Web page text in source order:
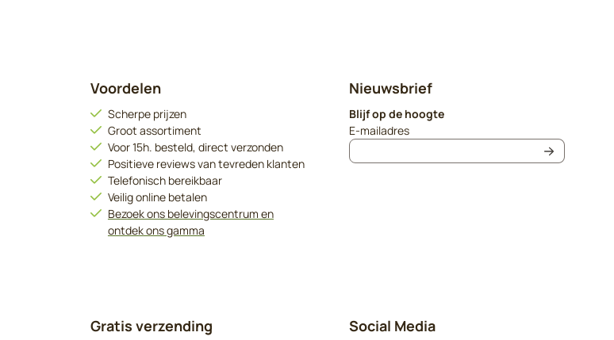
Voordelen
Scherpe prijzen
Groot assortiment
Voor 15h. besteld, direct verzonden
Positieve reviews van tevreden klanten
Telefonisch bereikbaar
Veilig online betalen
Bezoek ons belevingscentrum en
ontdek ons gamma
Nieuwsbrief
Blijf op de hoogte
E-mailadresVul je e-mailadres in voor de nieuwsbrief
Gratis verzending Social Media